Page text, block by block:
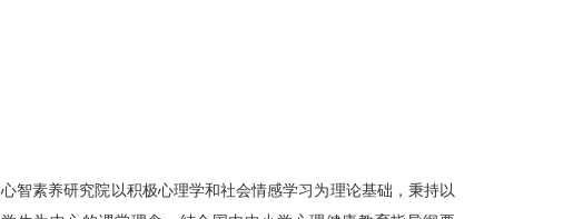
心智素养研究院以积极心理学和社会情感学习为理论基础，秉持以